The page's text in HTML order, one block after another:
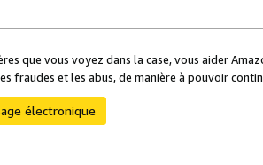
que vous voyez dans la case, vous aider
fraudes et les abus, de manière à pouvoir
électronique